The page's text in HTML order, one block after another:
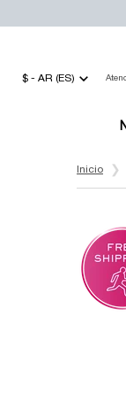
$ - AR (ES)
Inicio